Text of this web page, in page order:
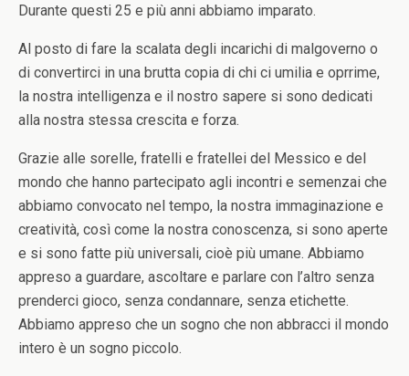
Durante questi 25 e più anni abbiamo imparato.
Al posto di fare la scalata degli incarichi di malgoverno o
di convertirci in una brutta copia di chi ci umilia e oprrime,
la nostra intelligenza e il nostro sapere si sono dedicati
alla nostra stessa crescita e forza.
Grazie alle sorelle, fratelli e fratellei del Messico e del
mondo che hanno partecipato agli incontri e semenzai che
abbiamo convocato nel tempo, la nostra immaginazione e
creatività, così come la nostra conoscenza, si sono aperte
e si sono fatte più universali, cioè più umane. Abbiamo
appreso a guardare, ascoltare e parlare con l’altro senza
prenderci gioco, senza condannare, senza etichette.
Abbiamo appreso che un sogno che non abbracci il mondo
intero è un sogno piccolo.